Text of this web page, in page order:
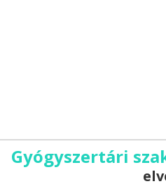
Gyógyszertári